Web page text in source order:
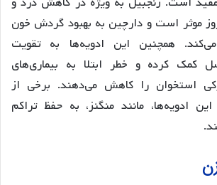
موثر است و دارچین به بهبود گردش خون
همچنین این ادویه‌ها به تقویت
کمک کرده و خطر ابتلا به بیماری‌های
استخوان را کاهش می‌دهند. برخی از
ادویه‌ها، مانند منگنز، به حفظ تراکم